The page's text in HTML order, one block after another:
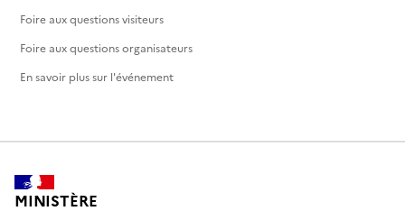
Foire aux questions visiteurs
Foire aux questions organisateurs
En savoir plus sur l'événement
MINISTÈRE